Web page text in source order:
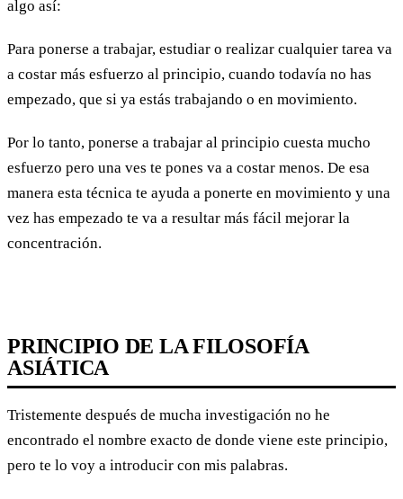
algo así:
Para ponerse a trabajar, estudiar o realizar cualquier tarea va
a costar más esfuerzo al principio, cuando todavía no has
empezado, que si ya estás trabajando o en movimiento.
Por lo tanto, ponerse a trabajar al principio cuesta mucho
esfuerzo pero una ves te pones va a costar menos. De esa
manera esta técnica te ayuda a ponerte en movimiento y una
vez has empezado te va a resultar más fácil mejorar la
concentración.
PRINCIPIO DE LA FILOSOFÍA
ASIÁTICA
Tristemente después de mucha investigación no he
encontrado el nombre exacto de donde viene este principio,
pero te lo voy a introducir con mis palabras.